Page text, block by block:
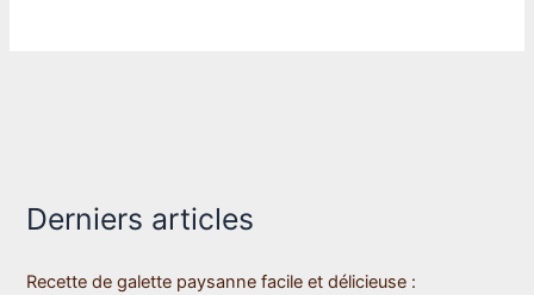
Derniers articles
Recette de galette paysanne facile et délicieuse :